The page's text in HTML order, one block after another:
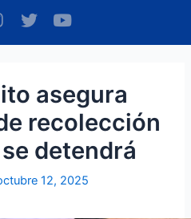
T
w
i
e
Y
o
u
b
asegura
recolección
detendrá
12, 2025